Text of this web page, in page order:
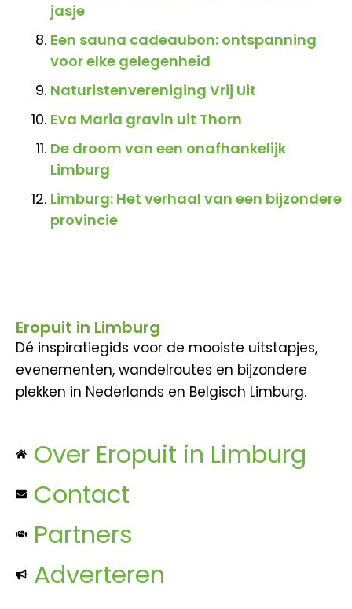
jasje
Een sauna cadeaubon: ontspanning
voor elke gelegenheid
Naturistenvereniging Vrij Uit
Eva Maria gravin uit Thorn
De droom van een onafhankelijk
Limburg
Limburg: Het verhaal van een bijzondere
provincie
Eropuit in Limburg
Dé inspiratiegids voor de mooiste uitstapjes,
evenementen, wandelroutes en bijzondere
plekken in Nederlands en Belgisch Limburg.
Over Eropuit in Limburg
Contact
Partners
Adverteren